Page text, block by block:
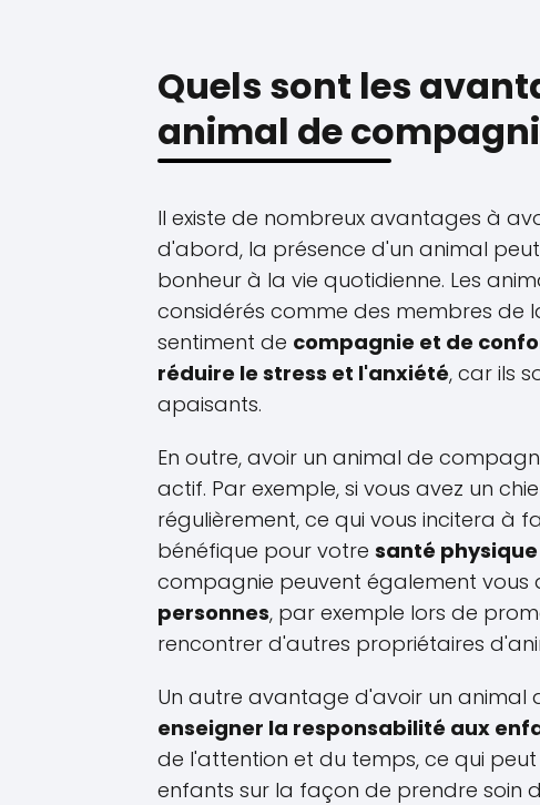
Quels sont les
animal de
Il existe de nombreux avantages à
d'abord, la présence d'un animal
bonheur à la vie quotidienne. Les
considérés comme des membres de
sentiment de compagnie et de
réduire le stress et l'anxiété, car ils
apaisants.
En outre, avoir un animal de
actif. Par exemple, si vous avez un
régulièrement, ce qui vous incitera à
bénéfique pour votre santé
compagnie peuvent également vous
personnes, par exemple lors de
rencontrer d'autres propriétaires
Un autre avantage d'avoir un animal
enseigner la responsabilité aux
de l'attention et du temps, ce qui
enfants sur la façon de prendre soin